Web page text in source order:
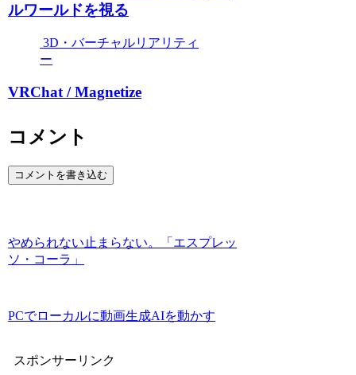
ルワールドを視る
3D・バーチャルリアリティ
ー
VRChat / Magnetize
コメント
コメントを書き込む
やめられない止まらない。「エスプレッ
ソ・コーラ」
PCでローカルに動画生成AIを動かす
スポンサーリンク